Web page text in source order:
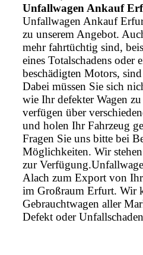
Unfallwagen Ankauf
Unfallwagen Ankauf
zu unserem Angebot.
mehr fahrtüchtig sind,
eines Totalschadens oder
beschädigten Motors,
Dabei müssen Sie sich
wie Ihr defekter Wagen
verfügen über
und holen Ihr Fahrzeug
Fragen Sie uns bitte bei
Möglichkeiten. Wir
zur
Alach zum Export von
im Großraum Erfurt. Wir
Gebrauchtwagen aller
Defekt oder